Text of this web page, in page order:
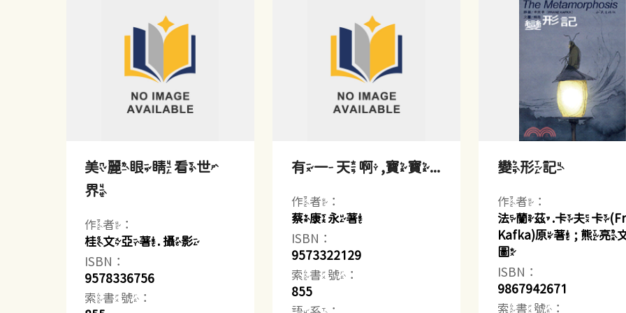
美麗眼睛看世
界
作者：
桂文亞著. 攝影
ISBN：
9578336756
索書號：
有一天啊,寶寶...
作者：
蔡康永著
ISBN：
9573322129
索書號：
855
變形記
作者：
法蘭茲.卡夫卡
Kafka)原著 ; 熊亮
圖
ISBN：
9867942671
索書號：